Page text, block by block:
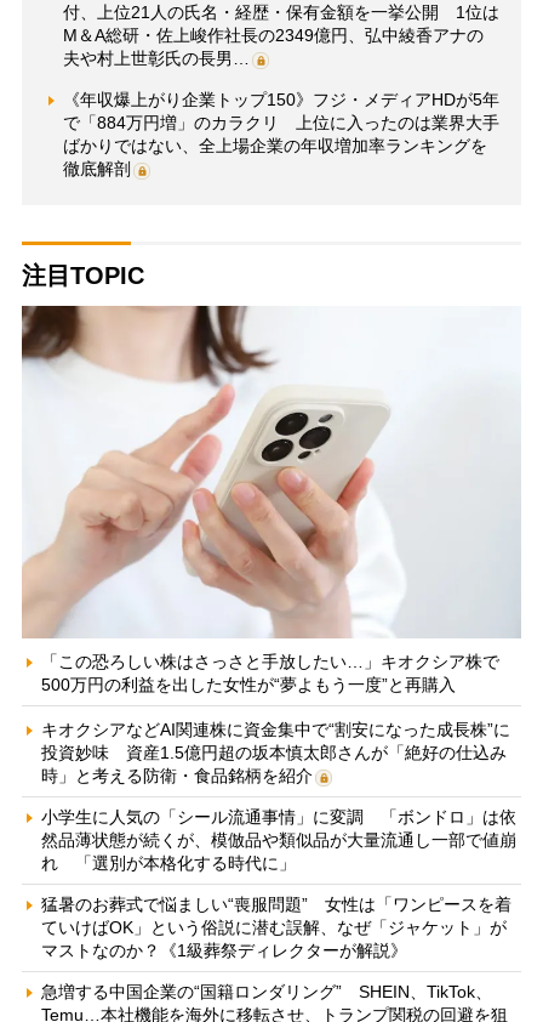
付、上位21人の氏名・経歴・保有金額を一挙公開 1位は
M＆A総研・佐上峻作社長の2349億円、弘中綾香アナの
夫や村上世彰氏の長男…
《年収爆上がり企業トップ150》フジ・メディアHDが5年
で「884万円増」のカラクリ 上位に入ったのは業界大手
ばかりではない、全上場企業の年収増加率ランキングを
徹底解剖
注目TOPIC
「この恐ろしい株はさっさと手放したい…」キオクシア株で
500万円の利益を出した女性が“夢よもう一度”と再購入
キオクシアなどAI関連株に資金集中で“割安になった成長株”に
投資妙味 資産1.5億円超の坂本慎太郎さんが「絶好の仕込み
時」と考える防衛・食品銘柄を紹介
小学生に人気の「シール流通事情」に変調 「ボンドロ」は依
然品薄状態が続くが、模倣品や類似品が大量流通し一部で値崩
れ 「選別が本格化する時代に」
猛暑のお葬式で悩ましい“喪服問題” 女性は「ワンピースを着
ていけばOK」という俗説に潜む誤解、なぜ「ジャケット」が
マストなのか？《1級葬祭ディレクターが解説》
急増する中国企業の“国籍ロンダリング” SHEIN、TikTok、
Temu…本社機能を海外に移転させ、トランプ関税の回避を狙